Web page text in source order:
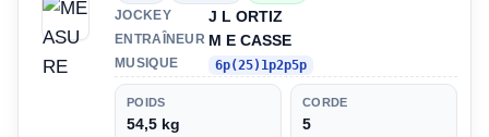
JOCKEY
J L ORTIZ
ENTRAÎNEUR M E CASSE
MUSIQUE 6p(25)1p2p5p
POIDS
54,5 kg
CORDE
5